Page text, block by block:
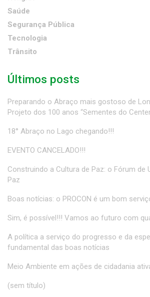
Saúde
Segurança Pública
Tecnologia
Trânsito
Últimos posts
Preparando o Abraço mais gostoso de
Projeto dos 100 anos “Sementes do
18° Abraço no Lago chegando!!!
EVENTO CANCELADO!!!
Construindo a Cultura de Paz: o Fórum de
Paz
Boas notícias: o PROCON é um bom
Sim, é possível!!! Vamos ao futuro com
A política a serviço do progresso e da
fundamental das boas notícias
Meio Ambiente em ações de cidadania
(sem título)